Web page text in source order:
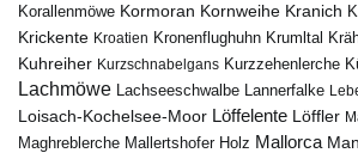
Korallenmöwe Kormoran Kornweihe Kranich
Krickente Kroatien Kronenflughuhn Krumltal
Kuhreiher Kurzschnabelgans Kurzzehenlerche
Lachmöwe Lachseeschwalbe Lannerfalke
Loisach-Kochelsee-Moor Löffelente Löffler
Maghreblerche Mallertshofer Holz Mallorca